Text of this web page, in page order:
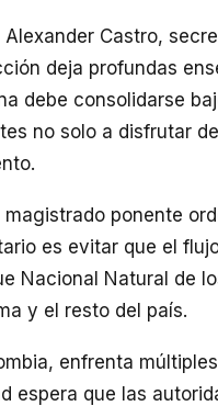
Castro,
deja profundas
debe consolidarse
no solo a disfrutar
ponente
es evitar que el
Nacional Natural de
y el resto del país.
enfrenta
espera que las